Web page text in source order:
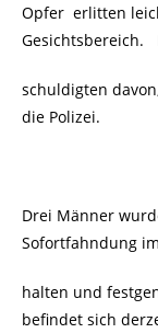
Opfer erlitten
Gesichtsbereich.
schuldigten
die Polizei.
Drei Männer
Sofortfahndung
halten und
befindet sich